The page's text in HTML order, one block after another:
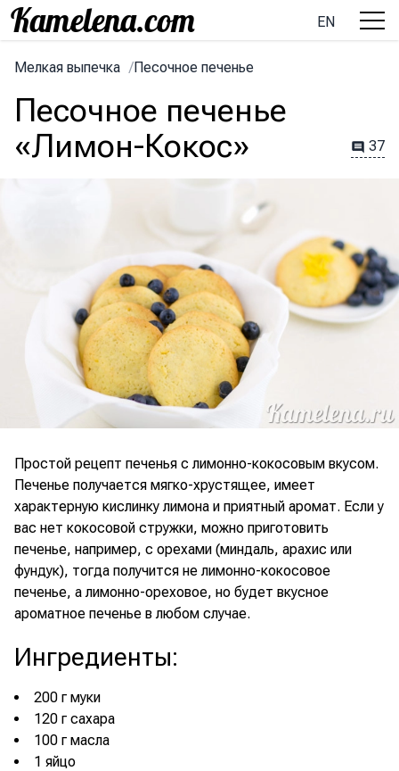
EN
Мелкая выпечка /Песочное печенье
Песочное печенье
«Лимон-Кокос»
37
Простой рецепт печенья с лимонно-кокосовым вкусом.
Печенье получается мягко-хрустящее, имеет
характерную кислинку лимона и приятный аромат. Если у
вас нет кокосовой стружки, можно приготовить
печенье, например, с орехами (миндаль, арахис или
фундук), тогда получится не лимонно-кокосовое
печенье, а лимонно-ореховое, но будет вкусное
ароматное печенье в любом случае.
Ингредиенты:
200 г муки
120 г сахара
100 г масла
1 яйцо